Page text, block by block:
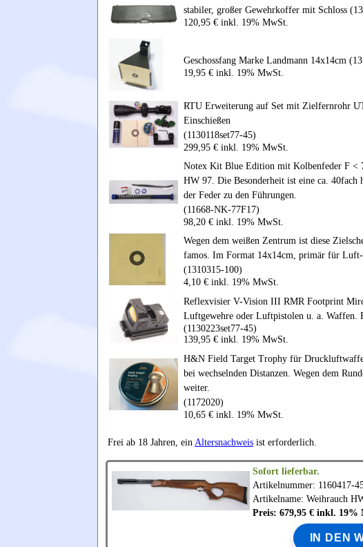
stabiler, großer Gewehrkoffer mit Schloss
120,95 € inkl. 19% MwSt.
Geschossfang Marke Landmann 14x14cm
19,95 € inkl. 19% MwSt.
RTU Erweiterung auf Set mit Zielfernrohr
Einschießen
(1130118set77-45)
299,95 € inkl. 19% MwSt.
Notex Kit Blue Edition mit Kolbenfeder F <
HW 97. Die Besonderheit ist eine ca. 40fach
der Feder zu den Führungen.
(11668-NK-77F17)
98,20 € inkl. 19% MwSt.
Wegen dem weißen Zentrum ist diese
famos. Im Format 14x14cm, primär für Luft-
(1310315-100)
4,10 € inkl. 19% MwSt.
Reflexvisier V-Vision III RMR Footprint
Luftgewehre oder Luftpistolen u. a. Waffen.
(1130223set77-45)
139,95 € inkl. 19% MwSt.
H&N Field Target Trophy für
bei wechselnden Distanzen. Wegen dem
weiter.
(1172020)
10,65 € inkl. 19% MwSt.
Frei ab 18 Jahren, ein Altersnachweis ist erforderlich.
Sofort lieferbar.
Artikelnummer: 1160417-
Artikelname: Weihrauch
Preis: 679,95 € inkl. 19%
IN DEN